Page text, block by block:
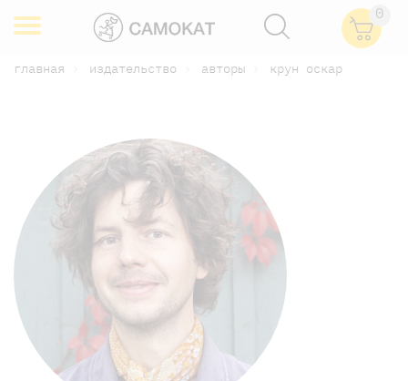
0
главная издательство авторы крун оскар